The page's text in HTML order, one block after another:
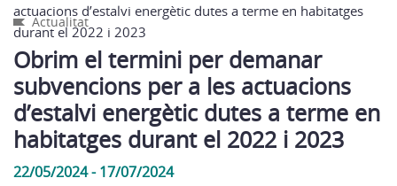
actuacions d’estalvi energètic dutes a terme en habitatges
durant el 2022 i 2023
Actualitat
Obrim el termini per demanar
subvencions per a les actuacions
d’estalvi energètic dutes a terme en
habitatges durant el 2022 i 2023
22/05/2024 - 17/07/2024